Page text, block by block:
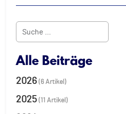
Suchen
Alle Beiträge
2026 (6 Artikel)
2025 (11 Artikel)